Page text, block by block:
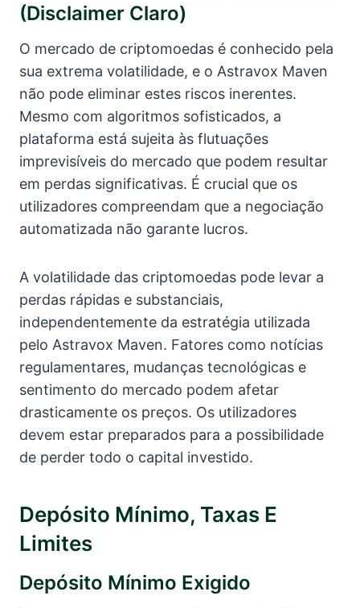
(disclaimer Claro)
O mercado de criptomoedas é conhecido pela
sua extrema volatilidade, e o Astravox Maven
não pode eliminar estes riscos inerentes.
Mesmo com algoritmos sofisticados, a
plataforma está sujeita às flutuações
imprevisíveis do mercado que podem resultar
em perdas significativas. É crucial que os
utilizadores compreendam que a negociação
automatizada não garante lucros.
A volatilidade das criptomoedas pode levar a
perdas rápidas e substanciais,
independentemente da estratégia utilizada
pelo Astravox Maven. Fatores como notícias
regulamentares, mudanças tecnológicas e
sentimento do mercado podem afetar
drasticamente os preços. Os utilizadores
devem estar preparados para a possibilidade
de perder todo o capital investido.
Depósito Mínimo, Taxas E
Limites
Depósito Mínimo Exigido